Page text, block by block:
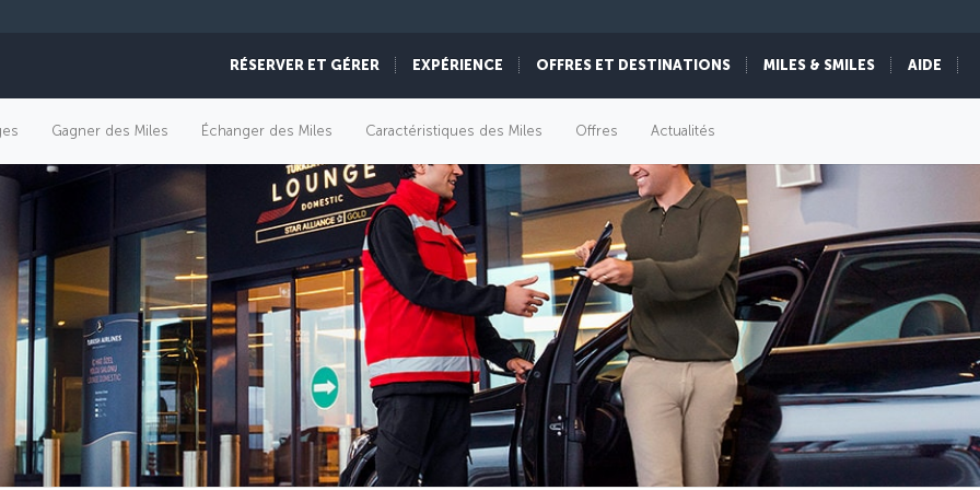
RÉSERVER ET GÉRER EXPÉRIENCE OFFRES ET DESTINATIONS MILES & SMILES AIDE
Gagner des Miles Échanger des Miles Caractéristiques des Miles Offres Actualités